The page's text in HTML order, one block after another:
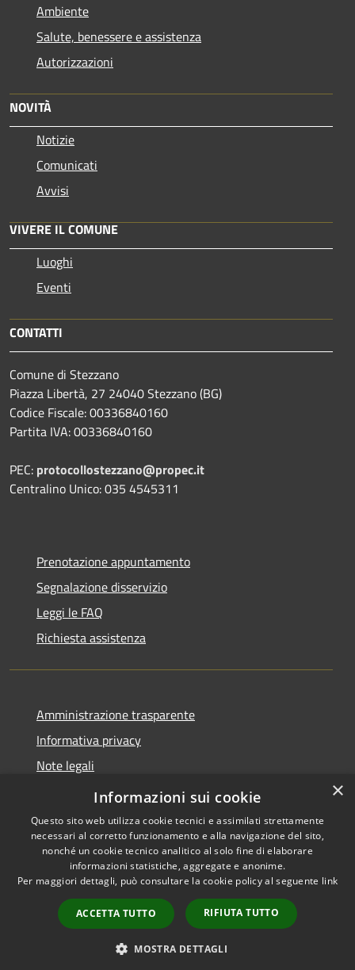
Ambiente
Salute, benessere e assistenza
Autorizzazioni
NOVITÀ
Notizie
Comunicati
Avvisi
VIVERE IL COMUNE
Luoghi
Eventi
CONTATTI
Comune di Stezzano
Piazza Libertà, 27 24040 Stezzano (BG)
Codice Fiscale: 00336840160
Partita IVA: 00336840160
PEC: protocollostezzano@propec.it
Centralino Unico: 035 4545311
Prenotazione appuntamento
Segnalazione disservizio
Leggi le FAQ
Richiesta assistenza
Amministrazione trasparente
Informativa privacy
Note legali
Dichiarazione di accessibilità
Accessibilità
Copyright © 2026 • Comune di
Stezzano • Powered by
Municipium•
Accesso
redazione
×
Informazioni sui cookie
Questo sito web utilizza cookie tecnici e assimilati strettamente
necessari al corretto funzionamento e alla navigazione del sito,
nonché un cookie tecnico analitico al solo fine di elaborare
informazioni statistiche, aggregate e anonime.
Per maggiori dettagli, può consultare la cookie policy al seguente link
ACCETTA TUTTO RIFIUTA TUTTO
MOSTRA DETTAGLI